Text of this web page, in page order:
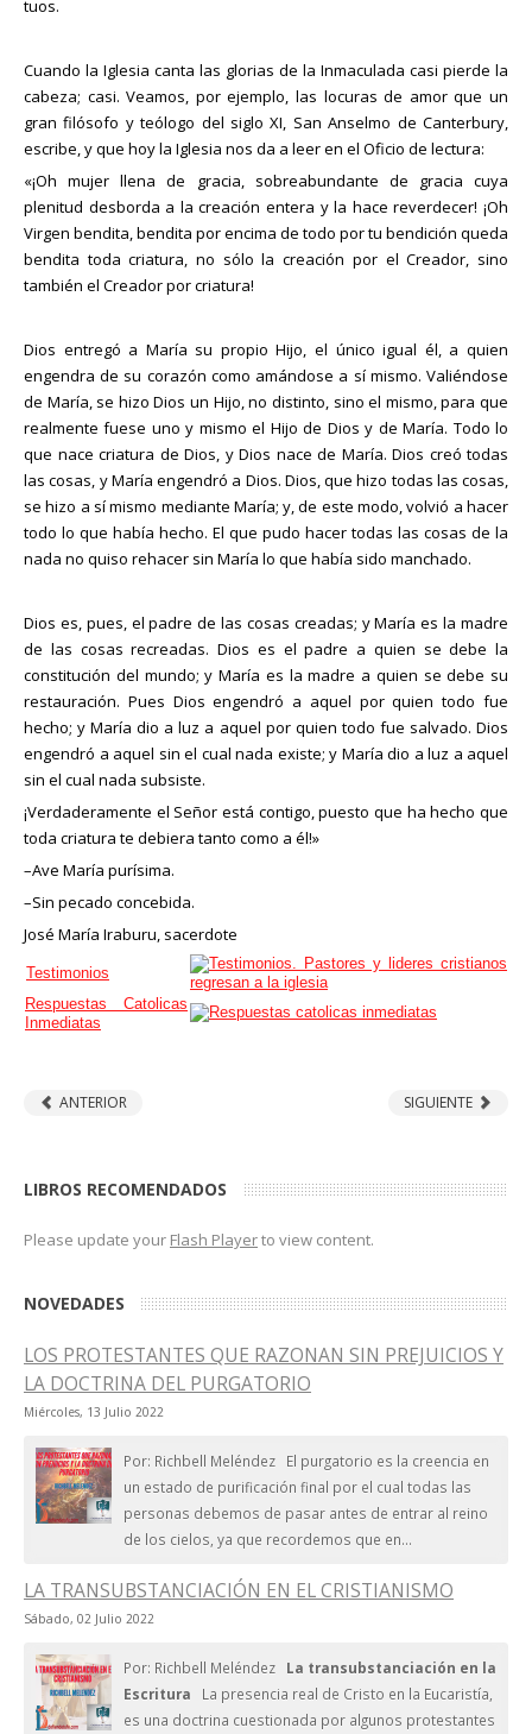
tuos.
Cuando la Iglesia canta las glorias de la Inmaculada casi pierde la
cabeza; casi. Veamos, por ejemplo, las locuras de amor que un
gran filósofo y teólogo del siglo XI, San Anselmo de Canterbury,
escribe, y que hoy la Iglesia nos da a leer en el Oficio de lectura:
«¡Oh mujer llena de gracia, sobreabundante de gracia cuya
plenitud desborda a la creación entera y la hace reverdecer! ¡Oh
Virgen bendita, bendita por encima de todo por tu bendición queda
bendita toda criatura, no sólo la creación por el Creador, sino
también el Creador por criatura!
Dios entregó a María su propio Hijo, el único igual él, a quien
engendra de su corazón como amándose a sí mismo. Valiéndose
de María, se hizo Dios un Hijo, no distinto, sino el mismo, para que
realmente fuese uno y mismo el Hijo de Dios y de María. Todo lo
que nace criatura de Dios, y Dios nace de María. Dios creó todas
las cosas, y María engendró a Dios. Dios, que hizo todas las cosas,
se hizo a sí mismo mediante María; y, de este modo, volvió a hacer
todo lo que había hecho. El que pudo hacer todas las cosas de la
nada no quiso rehacer sin Ma­ría lo que había sido manchado.
Dios es, pues, el padre de las cosas creadas; y Ma­ría es la madre
de las cosas recreadas. Dios es el padre a quien se debe la
constitución del mundo; y María es la madre a quien se debe su
restauración. Pues Dios engen­dró a aquel por quien todo fue
hecho; y María dio a luz a aquel por quien todo fue salvado. Dios
engendró a aquel sin el cual nada existe; y María dio a luz a aquel
sin el cual nada subsiste.
¡Verdaderamente el Señor está contigo, puesto que ha hecho que
toda criatura te debiera tanto como a él!»
–Ave María purísima.
–Sin pecado concebida.
José María Iraburu, sacerdote
Testimonios
Respuestas Catolicas
Inmediatas
ANTERIOR SIGUIENTE
LIBROS RECOMENDADOS
Please update your Flash Playerto view content.
NOVEDADES
LOS PROTESTANTES QUE RAZONAN SIN PREJUICIOS Y
LA DOCTRINA DEL PURGATORIO
Miércoles, 13 Julio 2022
Por: Richbell Meléndez El purgatorio es la creencia en
un estado de purificación final por el cual todas las
personas debemos de pasar antes de entrar al reino
de los cielos, ya que recordemos que en...
LA TRANSUBSTANCIACIÓN EN EL CRISTIANISMO
Sábado, 02 Julio 2022
Por: Richbell Meléndez La transubstanciación en la
Escritura La presencia real de Cristo en la Eucaristía,
es una doctrina cuestionada por algunos protestantes